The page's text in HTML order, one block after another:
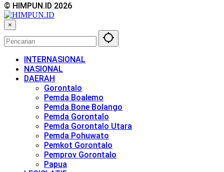
© HIMPUN.ID 2026
×
INTERNASIONAL
NASIONAL
DAERAH
Gorontalo
Pemda Boalemo
Pemda Bone Bolango
Pemda Gorontalo
Pemda Gorontalo Utara
Pemda Pohuwato
Pemkot Gorontalo
Pemprov Gorontalo
Papua